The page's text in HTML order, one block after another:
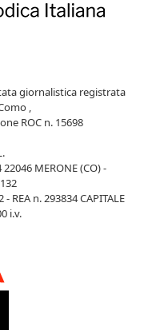
giornalistica registrata
,
ROC n. 15698
MERONE (CO) -
REA n. 293834 CAPITALE
i.v.